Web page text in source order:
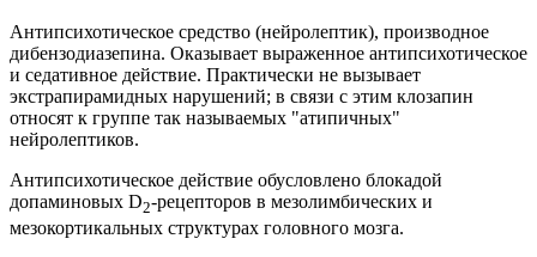
Антипсихотическое средство (нейролептик), производное
дибензодиазепина. Оказывает выраженное антипсихотическое
и седативное действие. Практически не вызывает
экстрапирамидных нарушений; в связи с этим клозапин
относят к группе так называемых "атипичных"
нейролептиков.
Антипсихотическое действие обусловлено блокадой
допаминовых D2-рецепторов в мезолимбических и
мезокортикальных структурах головного мозга.